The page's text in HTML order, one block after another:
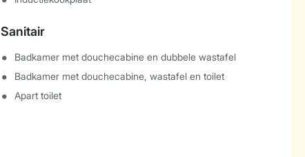
Sanitair
Badkamer met douchecabine en dubbele wastafel
Badkamer met douchecabine, wastafel en toilet
Apart toilet